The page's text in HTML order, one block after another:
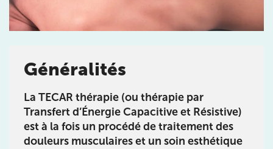
Généralités
LaTECAR thérapie (ou thérapie par
Transfert d’Énergie Capacitive et Résistive)
est à la fois un procédé de traitement des
douleurs musculaires et un soin esthétique
avec les équipes
de Jérôme Auger
Bénéficiez de l’expertise de Jérôme Augeren